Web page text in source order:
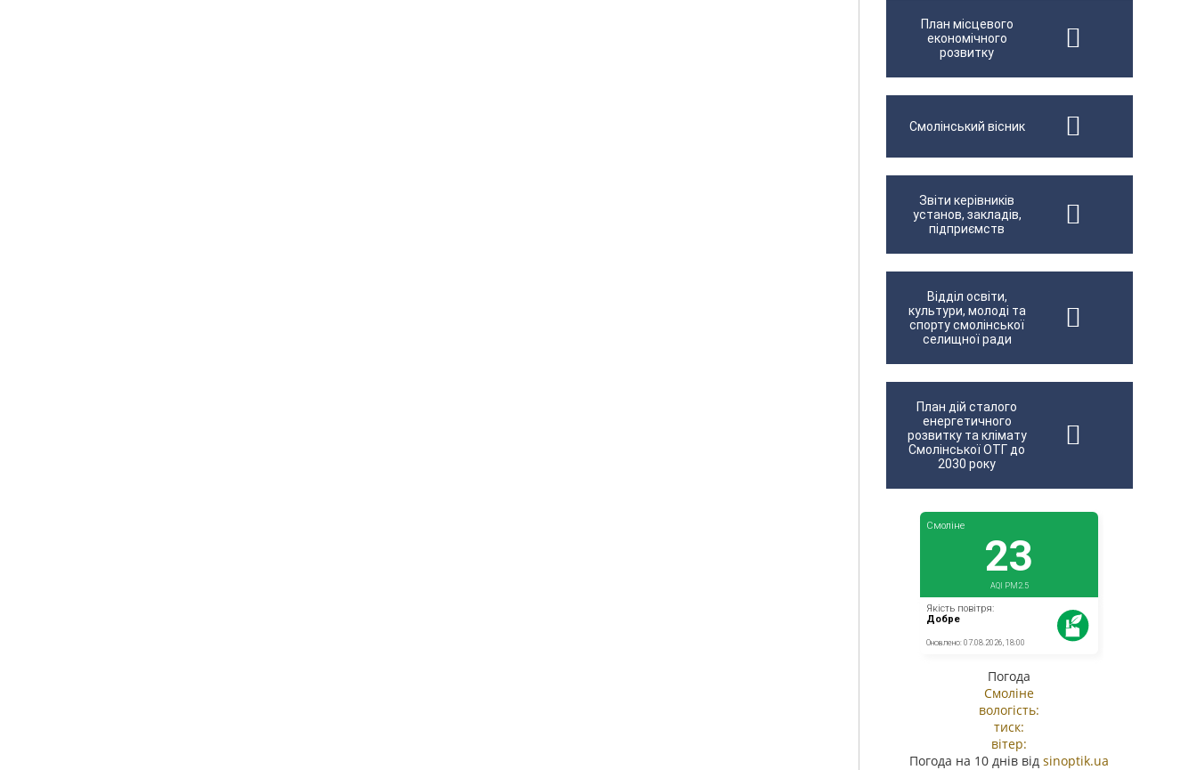
План місцевого
економічного
розвитку
Смолінський вісник
Звіти керівників
установ, закладів,
підприємств
Відділ освіти,
культури, молоді та
спорту смолінської
селищної ради
План дій сталого
енергетичного
розвитку та клімату
Смолінської ОТГ до
2030 року
Погода
Смоліне
вологість:
тиск:
вітер:
Погода на 10 днів відsinoptik.ua